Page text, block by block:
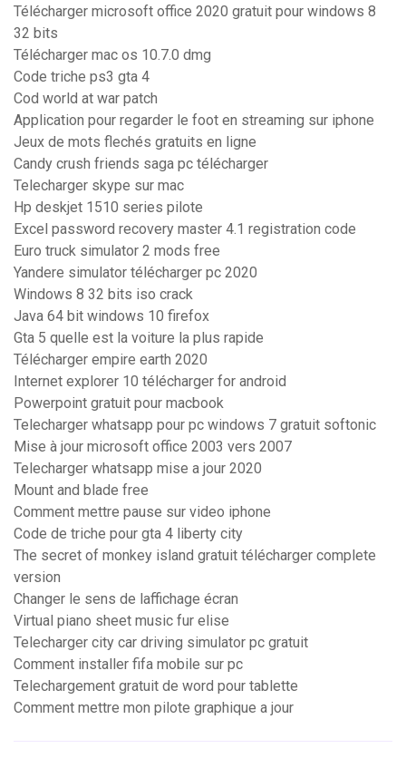
Télécharger microsoft office 2020 gratuit pour windows 8
32 bits
Télécharger mac os 10.7.0 dmg
Code triche ps3 gta 4
Cod world at war patch
Application pour regarder le foot en streaming sur iphone
Jeux de mots flechés gratuits en ligne
Candy crush friends saga pc télécharger
Telecharger skype sur mac
Hp deskjet 1510 series pilote
Excel password recovery master 4.1 registration code
Euro truck simulator 2 mods free
Yandere simulator télécharger pc 2020
Windows 8 32 bits iso crack
Java 64 bit windows 10 firefox
Gta 5 quelle est la voiture la plus rapide
Télécharger empire earth 2020
Internet explorer 10 télécharger for android
Powerpoint gratuit pour macbook
Telecharger whatsapp pour pc windows 7 gratuit softonic
Mise à jour microsoft office 2003 vers 2007
Telecharger whatsapp mise a jour 2020
Mount and blade free
Comment mettre pause sur video iphone
Code de triche pour gta 4 liberty city
The secret of monkey island gratuit télécharger complete
version
Changer le sens de laffichage écran
Virtual piano sheet music fur elise
Telecharger city car driving simulator pc gratuit
Comment installer fifa mobile sur pc
Telechargement gratuit de word pour tablette
Comment mettre mon pilote graphique a jour